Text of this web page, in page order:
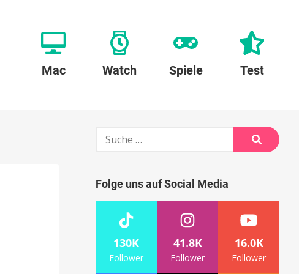
Mac Watch Spiele Test
Suche
Suche
Folge uns auf Social Media
130K
Follower
41.8K
Follower
16.0K
Follower